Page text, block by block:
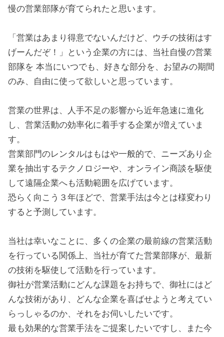
慢の営業部隊が育てられたと思います。
「営業はあまり得意でないんだけど、ウチの技術はす
げーんだぞ！」という企業の方には、当社自慢の営業
部隊を 本当にいつでも、好きな部分を、お望みの期間
のみ、自由に使って欲しいと思っています。
営業の世界は、人手不足の影響から近年急速に進化
し、営業活動の効率化に着手する企業が増えていま
す。
営業部門のレンタルはもはや一般的で、ニーズあり企
業を抽出するテクノロジーや、オンライン商談を駆使
して遠隔企業へも活動範囲を広げています。
恐らく向こう３年ほどで、営業手法は今とは様変わり
すると予測しています。
当社は幸いなことに、多くの企業の最前線の営業活動
を行っている関係上、当社が育てた営業部隊が、最新
の技術を駆使して活動を行っています。
御社が営業活動にどんな課題をお持ちで、御社にはど
んな技術があり、どんな企業を喜ばせようと考えてい
らっしゃるのか、それをお伺いしたいです。
最も効果的な営業手法をご提案したいですし、また今